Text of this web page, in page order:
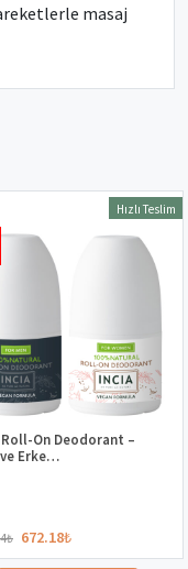
masaj
Hızlı Teslim
On Deodorant –
ve Erke…
₺ 672.18₺